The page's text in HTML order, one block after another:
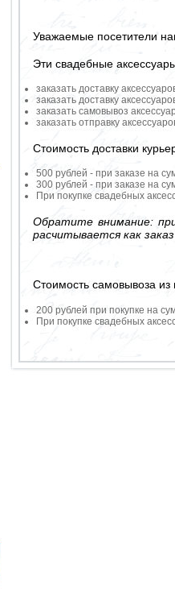
Уважаемые посетители
Эти свадебные
заказать доставку
заказать доставку
заказать самовывоз
заказать отправку
Стоимость доставки
500 рублей - при заказе на
300 рублей - при заказе на
При покупке свадебных
Обратите внимание:
расчитывается как
Стоимость самовывоза из
200 рублей при покупке на
При покупке свадебных